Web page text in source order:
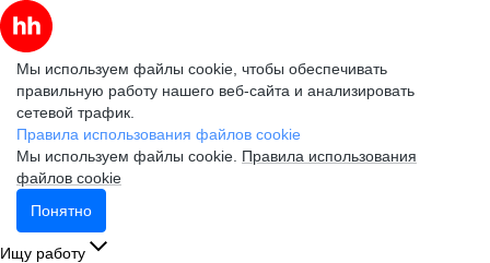
Мы используем файлы cookie, чтобы обеспечивать
правильную работу нашего веб-сайта и анализировать
сетевой трафик.
Правила использования файлов cookie
Мы используем файлы cookie. Правила использования
файлов cookie
Понятно
Ищу работу